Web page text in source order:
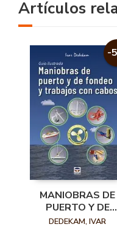
Artículos
-
MANIOBRAS DE
PUERTO Y DE
FONDEO Y
DEDEKAM, IVAR